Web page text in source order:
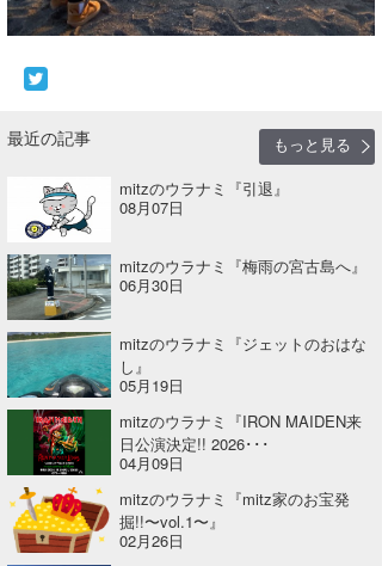
最近の記事
もっと見る
mitzのウラナミ『引退』
08月07日
mitzのウラナミ『梅雨の宮古島へ』
06月30日
mitzのウラナミ『ジェットのおはな
し』
05月19日
mitzのウラナミ『IRON MAIDEN来
日公演決定!! 2026･･･
04月09日
mitzのウラナミ『mitz家のお宝発
掘!!〜vol.1〜』
02月26日
wanda
banpaku
Mr.K
chappy
Romisea